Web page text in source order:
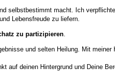
selbstbestimmt macht. Ich
Lebensfreude zu liefern.
zu partizipieren
und selten Heilung. Mit meiner
auf deinen Hintergrund und Deine